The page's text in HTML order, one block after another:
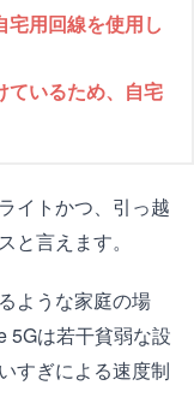
用回線を使用し
ているため、自宅
イトかつ、引っ越
と言えます。
ような家庭の場
5Gは若干貧弱な設
すぎによる速度制